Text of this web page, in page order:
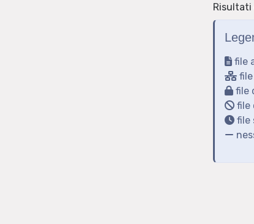
Risultati
file
file
file
file